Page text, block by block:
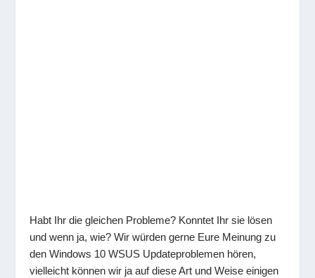
Habt Ihr die gleichen Probleme? Konntet Ihr sie lösen
und wenn ja, wie? Wir würden gerne Eure Meinung zu
den Windows 10 WSUS Updateproblemen hören,
vielleicht können wir ja auf diese Art und Weise einigen